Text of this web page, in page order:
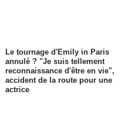
Le tournage d'Emily in Paris
annulé ? "Je suis tellement
reconnaissance d'être en vie",
accident de la route pour une
actrice